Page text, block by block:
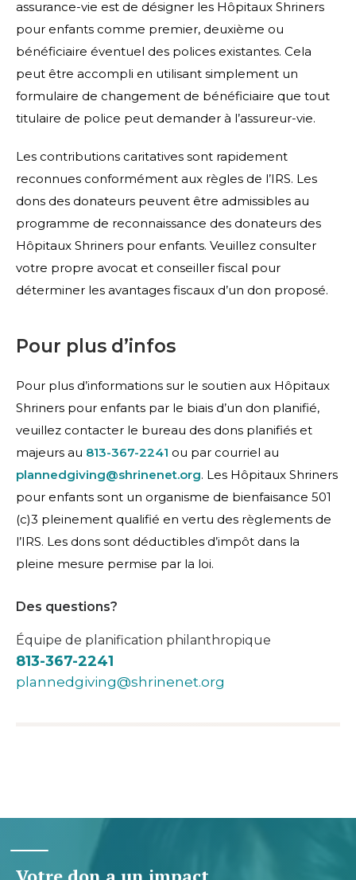
assurance-vie est de désigner les Hôpitaux Shriners
pour enfants comme premier, deuxième ou
bénéficiaire éventuel des polices existantes. Cela
peut être accompli en utilisant simplement un
formulaire de changement de bénéficiaire que tout
titulaire de police peut demander à l’assureur-vie.
Les contributions caritatives sont rapidement
reconnues conformément aux règles de l’IRS. Les
dons des donateurs peuvent être admissibles au
programme de reconnaissance des donateurs des
Hôpitaux Shriners pour enfants. Veuillez consulter
votre propre avocat et conseiller fiscal pour
déterminer les avantages fiscaux d’un don proposé.
Pour plus d’infos
Pour plus d’informations sur le soutien aux Hôpitaux
Shriners pour enfants par le biais d’un don planifié,
veuillez contacter le bureau des dons planifiés et
majeurs au 813-367-2241 ou par courriel au
plannedgiving@shrinenet.org. Les Hôpitaux Shriners
pour enfants sont un organisme de bienfaisance 501
(c)3 pleinement qualifié en vertu des règlements de
l’IRS. Les dons sont déductibles d’impôt dans la
pleine mesure permise par la loi.
Des questions?
Équipe de planification philanthropique
813-367-2241
plannedgiving@shrinenet.org